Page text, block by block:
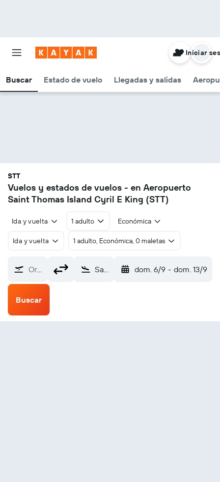
Buscar Estado de vuelo Llegadas y salidas
Iniciar
STT
Vuelos y estados de vuelos - en Aeropuerto
Saint Thomas Island Cyril E King (STT)
Ida y vuelta 1 adulto Económica
Ida y vuelta 1 adulto, Económica, 0 maletas
Origen Saint Thomas Island Cyril E King (STT) dom. 6/9 - dom. 13/9
Buscar